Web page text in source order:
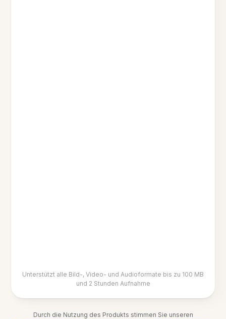
Unterstützt alle Bild-, Video- und Audioformate bis zu 100 MB
und 2 Stunden Aufnahme
Durch die Nutzung des Produkts stimmen Sie unseren